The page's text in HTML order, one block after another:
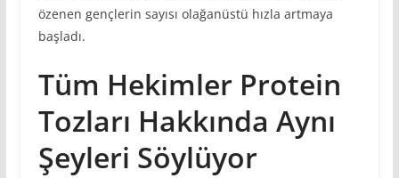
özenen gençlerin sayısı olağanüstü hızla artmaya
başladı.
Tüm Hekimler Protein
Tozları Hakkında Aynı
Şeyleri Söylüyor